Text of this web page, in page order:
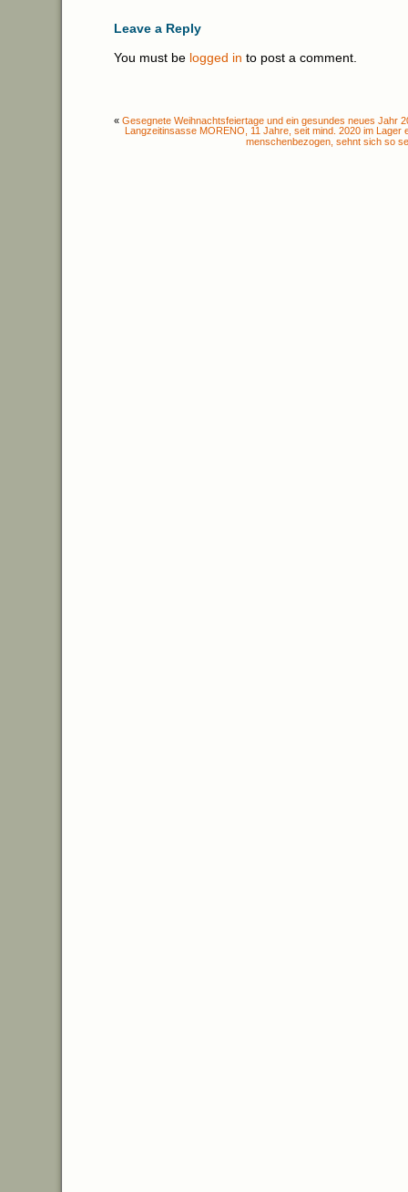
Leave a Reply
You must be logged in to post a comment.
« Gesegnete Weihnachtsfeiertage und ein gesundes neues Jahr
Langzeitinsasse MORENO, 11 Jahre, seit mind. 2020 im Lager
menschenbezogen, sehnt sich so